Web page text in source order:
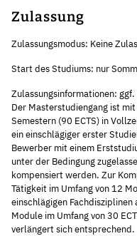
Zulassung
Zulassungsmodus: Keine
Start des Studiums: nur
Zulassungsinformationen:
Der Masterstudiengang ist
Semestern (90 ECTS) in
ein einschlägiger erster
Bewerber mit einem
unter der Bedingung
kompensiert werden. Zur
Tätigkeit im Umfang von 12
einschlägigen
Module im Umfang von 30
verlängert sich entsprechend.